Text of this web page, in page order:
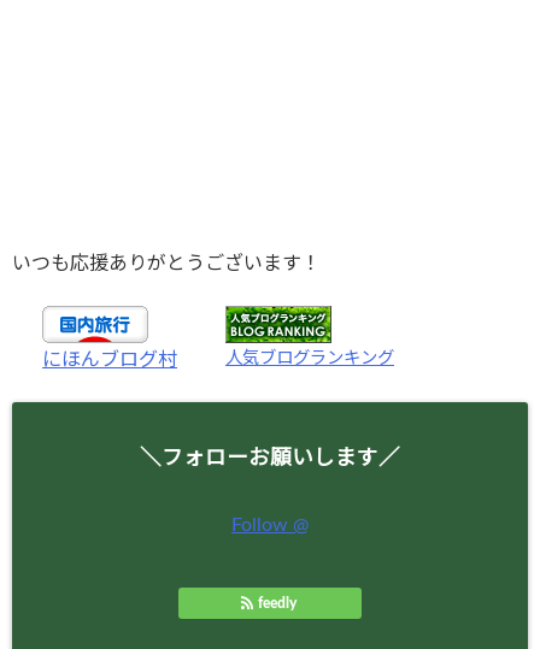
いつも応援ありがとうございます！
にほんブログ村 人気ブログランキング
＼フォローお願いします／
Follow @
feedly